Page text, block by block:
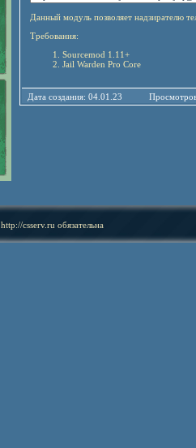
Данный модуль позволяет надзирателю
Требования:
Sourcemod 1.11+
Jail Warden Pro Core
Дата создания: 04.01.23
http://csserv.ru обязательна